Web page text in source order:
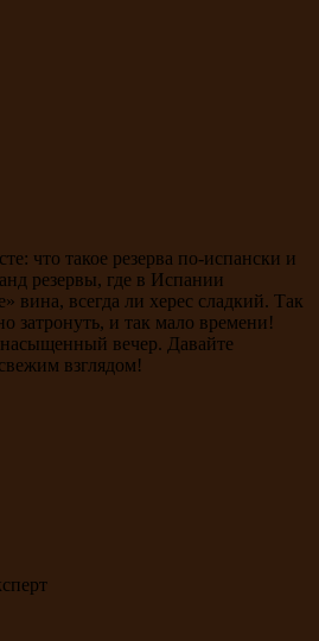
что такое резерва по-испански и
резервы, где в Испании
вина, всегда ли херес сладкий. Так
затронуть, и так мало времени!
вечер. Давайте
взглядом!